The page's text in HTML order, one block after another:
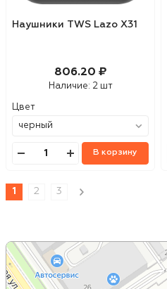
Наушники TWS Lazo X31
806.20 ₽
Наличие: 2 шт
Цвет
В корзину
1 2 3